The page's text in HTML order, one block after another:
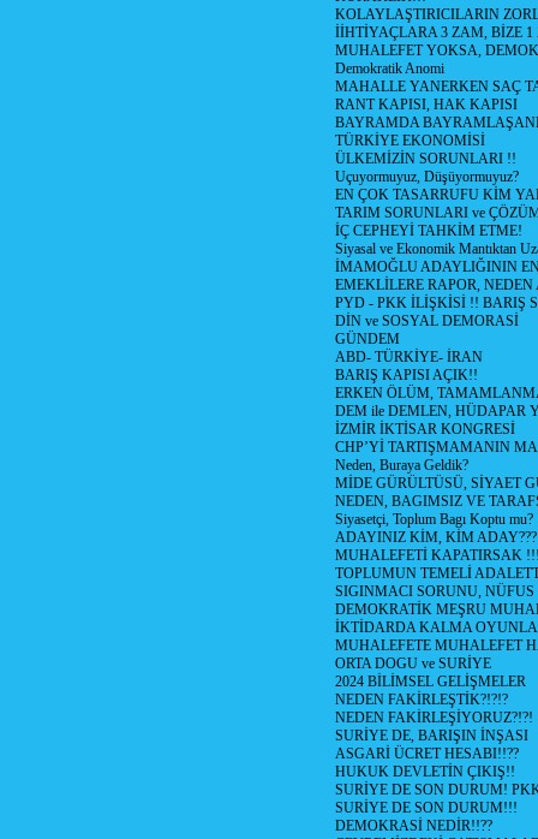
KOLAYLAŞTIRICILARIN
İİHTİYAÇLARA 3 ZAM, BİZE
MUHALEFET YOKSA,
Demokratik Anomi
MAHALLE YANERKEN SAÇ
RANT KAPISI, HAK KAPISI
BAYRAMDA
TÜRKİYE EKONOMİSİ
ÜLKEMİZİN SORUNLARI !!
Uçuyormuyuz, Düşüyormuyuz?
EN ÇOK TASARRUFU KİM
TARIM SORUNLARI ve
İÇ CEPHEYİ TAHKİM ETME!
Siyasal ve Ekonomik Mantıktan
İMAMOĞLU ADAYLIĞININ
EMEKLİLERE RAPOR,
PYD - PKK İLİŞKİSİ !! BARIŞ
DİN ve SOSYAL DEMORASİ
GÜNDEM
ABD- TÜRKİYE- İRAN
BARIŞ KAPISI AÇIK!!
ERKEN ÖLÜM,
DEM ile DEMLEN, HÜDAPAR
İZMİR İKTİSAR KONGRESİ
CHP’Yİ TARTIŞMAMANIN
Neden, Buraya Geldik?
MİDE GÜRÜLTÜSÜ, SİYAET
NEDEN, BAGIMSIZ VE
Siyasetçi, Toplum Bagı Koptu mu?
ADAYINIZ KİM, KİM ADAY???
MUHALEFETİ KAPATIRSAK
TOPLUMUN TEMELİ
SIGINMACI SORUNU,
DEMOKRATİK MEŞRU
İKTİDARDA KALMA
MUHALEFETE MUHALEFET
ORTA DOGU ve SURİYE
2024 BİLİMSEL GELİŞMELER
NEDEN FAKİRLEŞTİK?!?!?
NEDEN FAKİRLEŞİYORUZ?!?!
SURİYE DE, BARIŞIN İNŞASI
ASGARİ ÜCRET HESABI!!??
HUKUK DEVLETİN ÇIKIŞ!!
SURİYE DE SON DURUM!
SURİYE DE SON DURUM!!!
DEMOKRASİ NEDİR!!??